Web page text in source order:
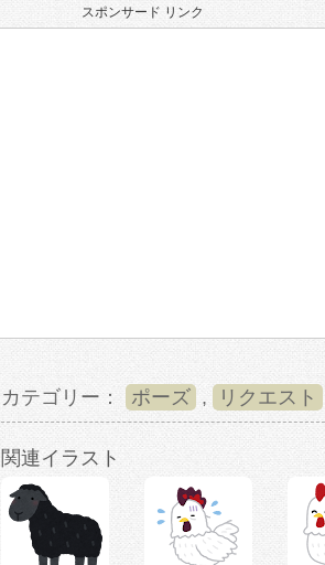
スポンサード リンク
カテゴリー： ポーズ , リクエスト
関連イラスト